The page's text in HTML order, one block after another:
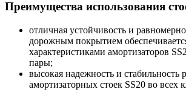
Преимущества использования
отличная устойчивость и
дорожным покрытием
характеристиками амортизаторов
пары;
высокая надежность и стабильность
амортизаторных стоек SS20 во всех